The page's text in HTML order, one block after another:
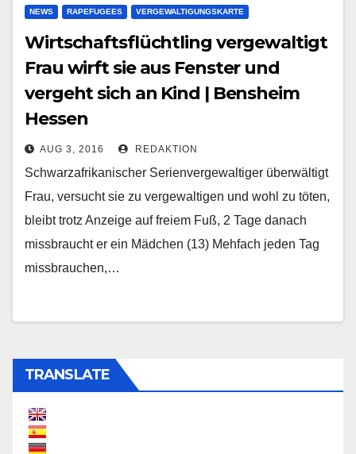
NEWS RAPEFUGEES VERGEWALTIGUNGSKARTE
Wirtschaftsflüchtling vergewaltigt
Frau wirft sie aus Fenster und
vergeht sich an Kind | Bensheim
Hessen
AUG 3, 2016 REDAKTION
Schwarzafrikanischer Serienvergewaltiger überwältigt
Frau, versucht sie zu vergewaltigen und wohl zu töten,
bleibt trotz Anzeige auf freiem Fuß, 2 Tage danach
missbraucht er ein Mädchen (13) Mehfach jeden Tag
missbrauchen,…
TRANSLATE